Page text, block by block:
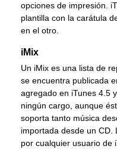
opciones de impresión.
plantilla con la carátula
en el otro.
iMix
Un iMix es una lista de
se encuentra publicada
agregado en iTunes 4.5
ningún cargo, aunque
soporta tanto música
importada desde un CD.
por cualquier usuario de